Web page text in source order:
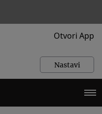
Otvori App
Nastavi